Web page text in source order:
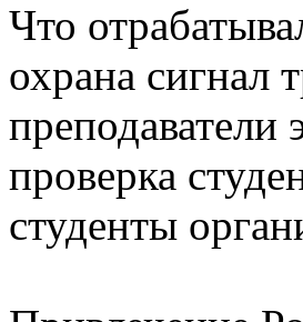
Что
охрана сигнал
преподаватели
проверка
студенты